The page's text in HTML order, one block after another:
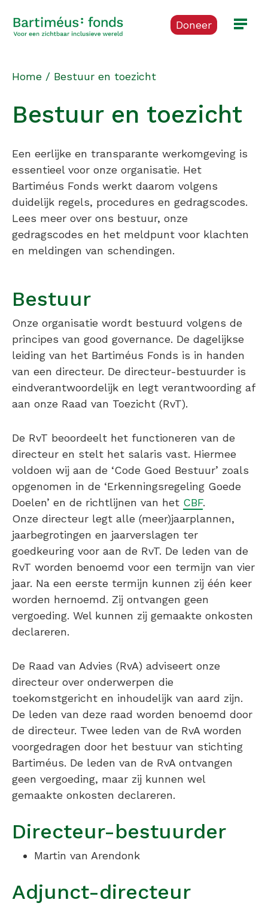
Doneer
Home / Bestuur en toezicht
Bestuur en toezicht
Een eerlijke en transparante werkomgeving is
essentieel voor onze organisatie. Het
Bartiméus Fonds werkt daarom volgens
duidelijk regels, procedures en gedragscodes.
Lees meer over ons bestuur, onze
gedragscodes en het meldpunt voor klachten
en meldingen van schendingen.
Bestuur
Onze organisatie wordt bestuurd volgens de
principes van good governance. De dagelijkse
leiding van het Bartiméus Fonds is in handen
van een directeur. De directeur-bestuurder is
eindverantwoordelijk en legt verantwoording af
aan onze Raad van Toezicht (RvT).
De RvT beoordeelt het functioneren van de
directeur en stelt het salaris vast. Hiermee
voldoen wij aan de ‘Code Goed Bestuur’ zoals
opgenomen in de ‘Erkenningsregeling Goede
Doelen’ en de richtlijnen van het CBF.
Onze directeur legt alle (meer)jaarplannen,
jaarbegrotingen en jaarverslagen ter
goedkeuring voor aan de RvT. De leden van de
RvT worden benoemd voor een termijn van vier
jaar. Na een eerste termijn kunnen zij één keer
worden hernoemd. Zij ontvangen geen
vergoeding. Wel kunnen zij gemaakte onkosten
declareren.
De Raad van Advies (RvA) adviseert onze
directeur over onderwerpen die
toekomstgericht en inhoudelijk van aard zijn.
De leden van deze raad worden benoemd door
de directeur. Twee leden van de RvA worden
voorgedragen door het bestuur van stichting
Bartiméus. De leden van de RvA ontvangen
geen vergoeding, maar zij kunnen wel
gemaakte onkosten declareren.
Directeur-bestuurder
Martin van Arendonk
Adjunct-directeur